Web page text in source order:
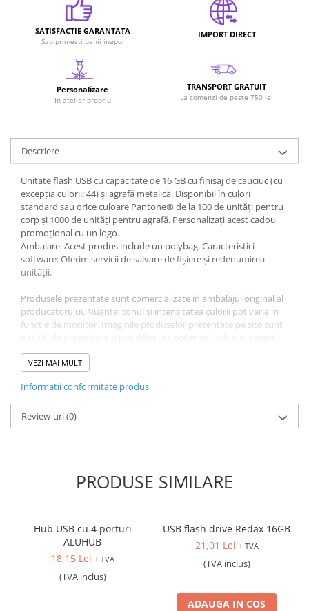
SATISFACTIE GARANTATA
Sau primesti banii inapoi
IMPORT DIRECT
Personalizare
In atelier propriu
TRANSPORT GRATUIT
La comenzi de peste 750 lei
Descriere
Unitate flash USB cu capacitate de 16 GB cu finisaj de cauciuc (cu
excepția culorii: 44) și agrafă metalică. Disponibil în culori
standard sau orice culoare Pantone® de la 100 de unități pentru
corp și 1000 de unități pentru agrafă. Personalizați acest cadou
promoțional cu un logo.
Ambalare: Acest produs include un polybag. Caracteristici
software: Oferim servicii de salvare de fișiere și redenumirea
unității.
Produsele prezentate sunt comercializate in ambalajul original al
producatorului. Nuanta, tonul si intensitatea culorii pot varia in
functie de monitor. Imaginile produselor prezentate pe site sunt
etc.) de imaginile produselor livrate, acestea putand prezenta
abateri minore de la pozele si descrierile prezentate pe site,
fara anuntarea prealabila a utilizatorilor.
Standarde de certificate: toate modelele respecta standardele CE
e RoHS
Garantie: 1 an
VEZI MAI MULT
Informatii conformitate produs
Review-uri(0)
PRODUSE SIMILARE
Hub USB cu 4 porturi
ALUHUB
18,15 Lei + TVA
(TVA inclus)
USB flash drive Redax 16GB
21,01 Lei + TVA
(TVA inclus)
ADAUGA IN COS